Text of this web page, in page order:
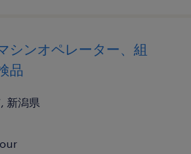
シンオペレーター、組
品
新潟県